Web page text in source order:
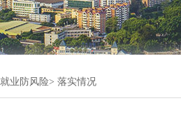
业防风险 落实情况